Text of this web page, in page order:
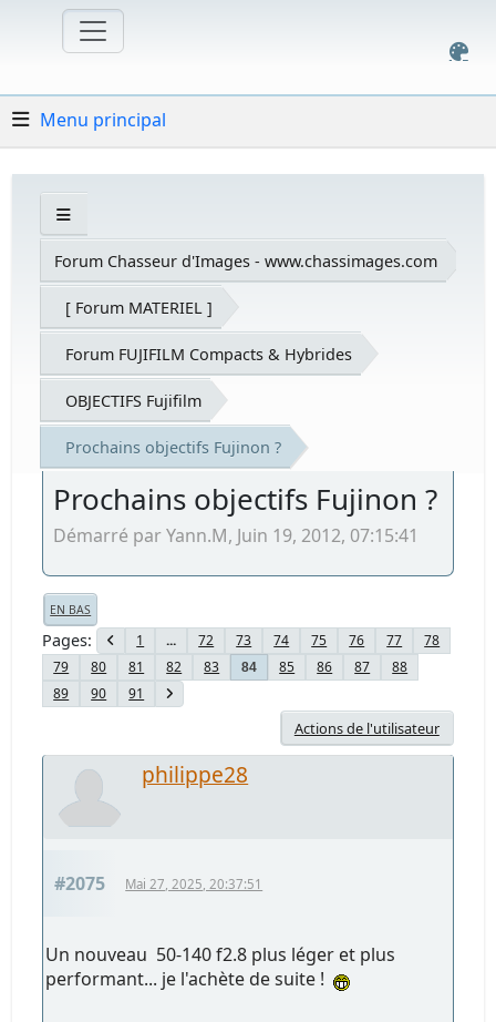
Menu principal
Forum Chasseur d'Images - www.chassimages.com
[ Forum MATERIEL ]
Forum FUJIFILM Compacts & Hybrides
OBJECTIFS Fujifilm
Prochains objectifs Fujinon ?
Prochains objectifs Fujinon ?
Démarré par Yann.M, Juin 19, 2012, 07:15:41
EN BAS
Pages 1 ... 72 73 74 75 76 77
78
79
80 81 82 83 84 85 86 87
88
89
90 91
Actions de l'utilisateur
philippe28
#2075 Mai 27, 2025, 20:37:51
Un nouveau 50-140 f2.8 plus léger et plus
performant... je l'achète de suite !